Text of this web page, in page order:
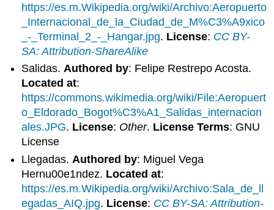
https://es.m.Wikipedia.org/wiki/Archivo:Aeropuerto
_Internacional_de_la_Ciudad_de_M%C3%A9xico
_-_Terminal_2_-_Hangar.jpg. License: CC BY-
SA: Attribution-ShareAlike
Salidas.Authored by: Felipe Restrepo Acosta.
Located at:
https://commons.wikimedia.org/wiki/File:Aeropuert
o_Eldorado_Bogot%C3%A1_Salidas_internacion
ales.JPG. License: Other. License Terms: GNU
License
Llegadas. Authored by: Miguel Vega
Hernu00e1ndez. Located at:
https://es.m.Wikipedia.org/wiki/Archivo:Sala_de_ll
egadas_AIQ.jpg. License: CC BY-SA: Attribution-